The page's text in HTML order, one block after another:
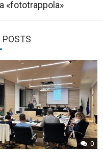
«fototrappola»
POSTS
0